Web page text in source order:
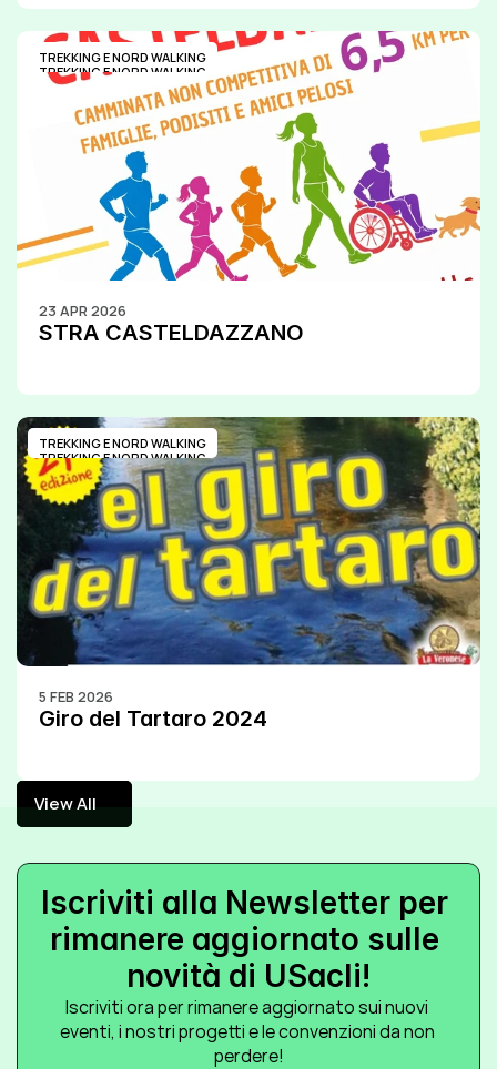
TREKKING E NORD WALKING
TREKKING E NORD WALKING
23 APR 2026
STRA CASTELDAZZANO
TREKKING E NORD WALKING
TREKKING E NORD WALKING
5 FEB 2026
Giro del Tartaro 2024
View All
View All
Iscriviti alla Newsletter per
rimanere aggiornato sulle
novità di USacli!
Iscriviti ora per rimanere aggiornato sui nuovi
eventi, i nostri progetti e le convenzioni da non
perdere!